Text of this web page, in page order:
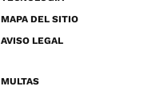
MAPA DEL SITIO
AVISO LEGAL
MULTAS